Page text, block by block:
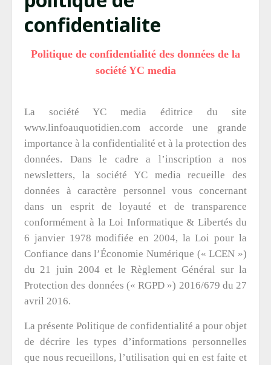
confidentialite
Politique de confidentialité des données de la
société YC media
La société YC media éditrice du site
www.linfoauquotidien.com accorde une grande
importance à la confidentialité et à la protection des
données. Dans le cadre a l’inscription a nos
newsletters, la société YC media recueille des
données à caractère personnel vous concernant
dans un esprit de loyauté et de transparence
conformément à la Loi Informatique & Libertés du
6 janvier 1978 modifiée en 2004, la Loi pour la
Confiance dans l’Économie Numérique (« LCEN »)
du 21 juin 2004 et le Règlement Général sur la
Protection des données (« RGPD ») 2016/679 du 27
avril 2016.
La présente Politique de confidentialité a pour objet
de décrire les types d’informations personnelles
que nous recueillons, l’utilisation qui en est faite et